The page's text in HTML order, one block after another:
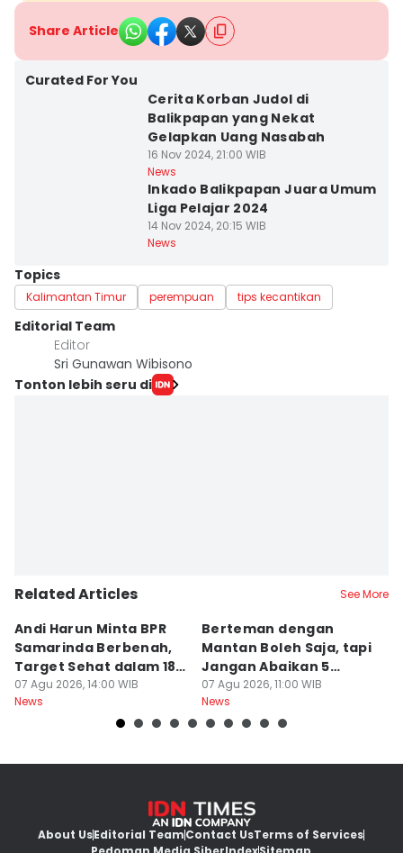
Share Article
Curated For You
Cerita Korban Judol di
Balikpapan yang Nekat
Gelapkan Uang Nasabah
16 Nov 2024, 21:00 WIB
News
Inkado Balikpapan Juara Umum
Liga Pelajar 2024
14 Nov 2024, 20:15 WIB
News
Topics
Kalimantan Timur perempuan tips kecantikan
Editorial Team
Editor
Sri Gunawan Wibisono
Tonton lebih seru di
Related Articles See More
Andi Harun Minta BPR
Samarinda Berbenah,
Target Sehat dalam 18
Bulan
07 Agu 2026, 14:00 WIB
News
Berteman dengan
Mantan Boleh Saja, tapi
Jangan Abaikan 5
Aturan Ini
07 Agu 2026, 11:00 WIB
News
About UsEditorial TeamContact UsTerms of Services